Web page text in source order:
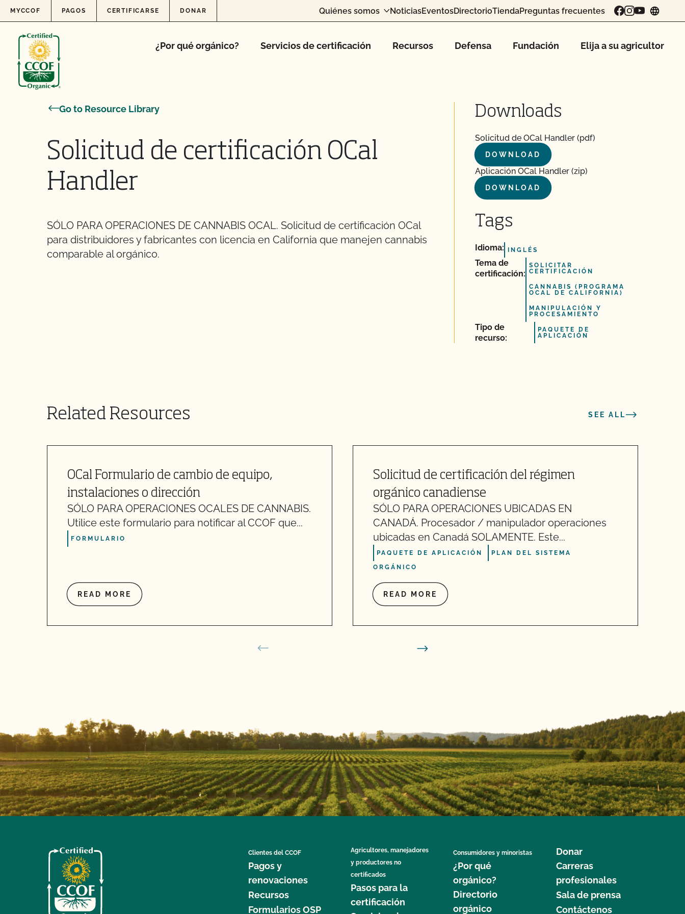
Skip to content
MYCCOF PAGOS CERTIFICARSE DONAR Quiénes somos NoticiasEventosDirectorioTiendaPreguntas frecuentes
¿Por qué orgánico? Servicios de certificación Recursos Defensa Fundación Elija a su agricultor
Go to Resource Library
Solicitud de certificación OCal
Handler
SÓLO PARA OPERACIONES DE CANNABIS OCAL. Solicitud de certificación OCal
para distribuidores y fabricantes con licencia en California que manejen cannabis
comparable al orgánico.
Downloads
Solicitud de OCal Handler (pdf)
DOWNLOAD
Aplicación OCal Handler (zip)
DOWNLOAD
Tags
Idioma: INGLÉS
Tema de
certificación:
SOLICITAR
CERTIFICACIÓN
CANNABIS (PROGRAMA
OCAL DE CALIFORNIA)
MANIPULACIÓN Y
PROCESAMIENTO
Tipo de
recurso:
PAQUETE DE
APLICACIÓN
Related Resources SEE ALL
OCal Formulario de cambio de equipo,
instalaciones o dirección
SÓLO PARA OPERACIONES OCALES DE CANNABIS.
Utilice este formulario para notificar al CCOF que...
FORMULARIO
READ MORE
Solicitud de certificación del régimen
orgánico canadiense
SÓLO PARA OPERACIONES UBICADAS EN
CANADÁ. Procesador / manipulador operaciones
ubicadas en Canadá SOLAMENTE. Este...
PAQUETE DE APLICACIÓN
PLAN DEL SISTEMA
ORGÁNICO
READ MORE
Clientes del CCOF
Pagos y
renovaciones
Recursos
Formularios OSP
Agricultores, manejadores
y productores no
certificados
Pasos para la
certificación
Consumidores y minoristas
¿Por qué
orgánico?
Directorio
orgánico
Donar
Carreras
profesionales
Sala de prensa
Contáctenos